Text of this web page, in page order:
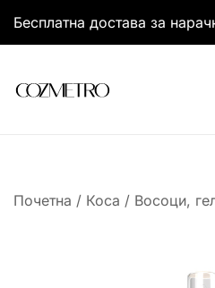
Бесплатна достава за
Почетна / Коса / Восоци,